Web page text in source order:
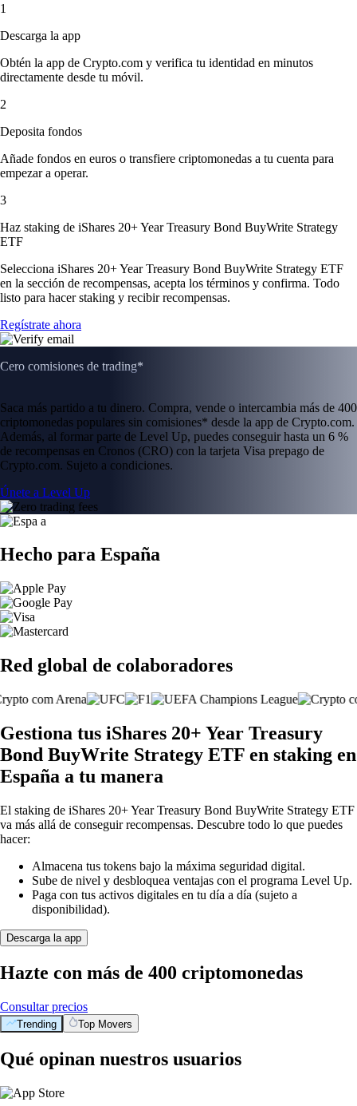
1
Descarga la app
Obtén la app de Crypto.com y verifica tu identidad en minutos
directamente desde tu móvil.
2
Deposita fondos
Añade fondos en euros o transfiere criptomonedas a tu cuenta para
empezar a operar.
3
Haz staking de iShares 20+ Year Treasury Bond BuyWrite Strategy
ETF
Selecciona iShares 20+ Year Treasury Bond BuyWrite Strategy ETF
en la sección de recompensas, acepta los términos y confirma. Todo
listo para hacer staking y recibir recompensas.
Regístrate ahora
Cero comisiones de trading*
Saca más partido a tu dinero. Compra, vende o intercambia más de 400
criptomonedas populares sin comisiones* desde la app de Crypto.com.
Además, al formar parte de Level Up, puedes conseguir hasta un 6 %
de recompensas en Cronos (CRO) con la tarjeta Visa prepago de
Crypto.com. Sujeto a condiciones.
Únete a Level Up
Hecho para España
Red global de colaboradores
Gestiona tus iShares 20+ Year Treasury
Bond BuyWrite Strategy ETF en staking en
España a tu manera
El staking de iShares 20+ Year Treasury Bond BuyWrite Strategy ETF
va más allá de conseguir recompensas. Descubre todo lo que puedes
hacer:
Almacena tus tokens bajo la máxima seguridad digital.
Sube de nivel y desbloquea ventajas con el programa Level Up.
Paga con tus activos digitales en tu día a día (sujeto a
disponibilidad).
Descarga la app
Hazte con más de 400 criptomonedas
Consultar precios
Trending Top Movers
Qué opinan nuestros usuarios